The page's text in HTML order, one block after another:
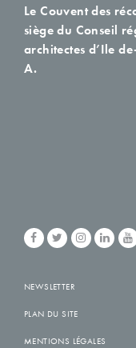
Le Couvent des
siège du Conseil
architectes d’Ile
A.
NEWSLETTER
PLAN DU SITE
MENTIONS LÉGALES